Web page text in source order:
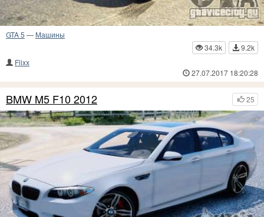
GTA 5 — Машины
34.3k
9.2k
Flixx
27.07.2017 18:20:28
25
BMW M5 F10 2012